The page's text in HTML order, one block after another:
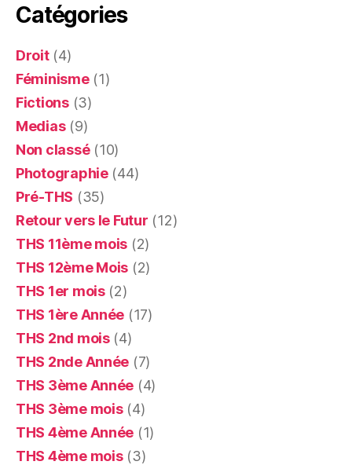
Catégories
Droit(4)
Féminisme(1)
Fictions(3)
Medias(9)
Non classé(10)
Photographie(44)
Pré-THS (35)
Retour vers le Futur (12)
THS 11ème mois (2)
THS 12ème Mois (2)
THS 1er mois(2)
THS 1ère Année (17)
THS 2nd mois(4)
THS 2nde Année (7)
THS 3ème Année (4)
THS 3ème mois(4)
THS 4ème Année (1)
THS 4ème mois(3)